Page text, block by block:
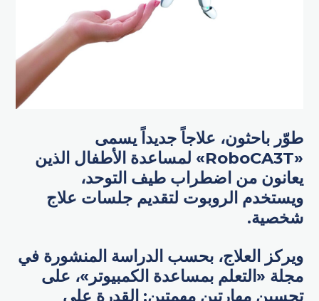
طوّر باحثون، علاجاً جديداً يسمى
«RoboCA3T» لمساعدة الأطفال الذين
يعانون من اضطراب طيف التوحد،
ويستخدم الروبوت لتقديم جلسات علاج
شخصية.
ويركز العلاج، بحسب الدراسة المنشورة في
مجلة «التعلم بمساعدة الكمبيوتر»، على
تحسين مهارتين مهمتين: القدرة على